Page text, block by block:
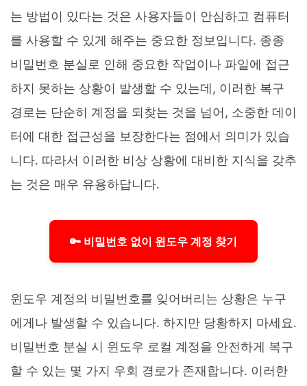
는 방법이 있다는 것은 사용자들이 안심하고 컴퓨터
를 사용할 수 있게 해주는 중요한 정보입니다. 종종
비밀번호 분실로 인해 중요한 작업이나 파일에 접근
하지 못하는 상황이 발생할 수 있는데, 이러한 복구
경로는 단순히 계정을 되찾는 것을 넘어, 소중한 데이
터에 대한 접근성을 보장한다는 점에서 의미가 있습
니다. 따라서 이러한 비상 상황에 대비한 지식을 갖추
는 것은 매우 유용하답니다.
🔑 비밀번호 없이 윈도우 계정 찾기
윈도우 계정의 비밀번호를 잊어버리는 상황은 누구
에게나 발생할 수 있습니다. 하지만 당황하지 마세요.
비밀번호 분실 시 윈도우 로컬 계정을 안전하게 복구
할 수 있는 몇 가지 우회 경로가 존재합니다. 이러한